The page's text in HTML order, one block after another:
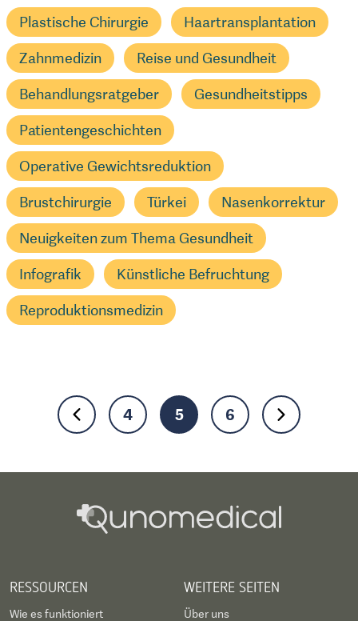
Plastische Chirurgie Haartransplantation
Zahnmedizin Reise und Gesundheit
Behandlungsratgeber Gesundheitstipps
Patientengeschichten
Operative Gewichtsreduktion
Brustchirurgie Türkei Nasenkorrektur
Neuigkeiten zum Thema Gesundheit
Infografik Künstliche Befruchtung
Reproduktionsmedizin
4 5 6
RESSOURCEN
Wie es funktioniert
WEITERE SEITEN
Über uns